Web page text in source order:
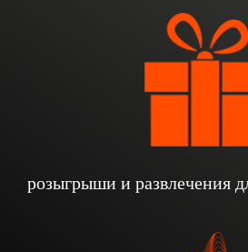
розыгрыши и развлечения